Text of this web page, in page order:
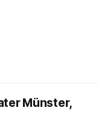
Münster,